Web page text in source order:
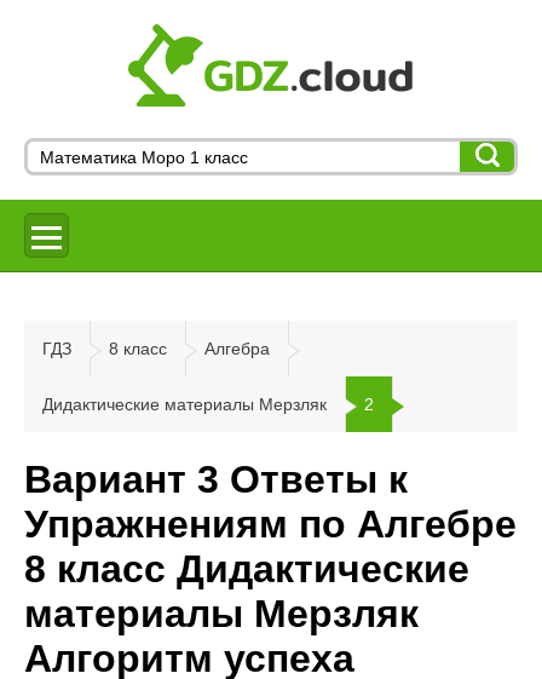
ГДЗ 8 класс Алгебра
Дидактические материалы Мерзляк 2
Вариант 3 Ответы к
Упражнениям по Алгебре
8 класс Дидактические
материалы Мерзляк
Алгоритм успеха